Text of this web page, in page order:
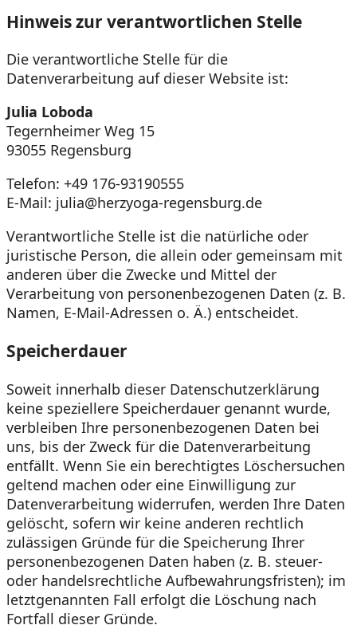
Hinweis zur verantwortlichen Stelle
Die verantwortliche Stelle für die
Datenverarbeitung auf dieser Website ist:
Julia Loboda
Tegernheimer Weg 15
93055 Regensburg
Telefon: +49 176-93190555
E-Mail: julia@herzyoga-regensburg.de
Verantwortliche Stelle ist die natürliche oder
juristische Person, die allein oder gemeinsam mit
anderen über die Zwecke und Mittel der
Verarbeitung von personenbezogenen Daten (z. B.
Namen, E-Mail-Adressen o. Ä.) entscheidet.
Speicherdauer
Soweit innerhalb dieser Datenschutzerklärung
keine speziellere Speicherdauer genannt wurde,
verbleiben Ihre personenbezogenen Daten bei
uns, bis der Zweck für die Datenverarbeitung
entfällt. Wenn Sie ein berechtigtes Löschersuchen
geltend machen oder eine Einwilligung zur
Datenverarbeitung widerrufen, werden Ihre Daten
gelöscht, sofern wir keine anderen rechtlich
zulässigen Gründe für die Speicherung Ihrer
personenbezogenen Daten haben (z. B. steuer-
oder handelsrechtliche Aufbewahrungsfristen); im
letztgenannten Fall erfolgt die Löschung nach
Fortfall dieser Gründe.